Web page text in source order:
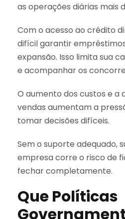
as operações diárias mais
Com o acesso ao crédito
difícil garantir
expansão. Isso limita sua
e acompanhar os
O aumento dos custos e a
vendas aumentam a
tomar decisões difíceis.
Sem o suporte adequado,
empresa corre o risco de
fechar completamente.
Que Políticas